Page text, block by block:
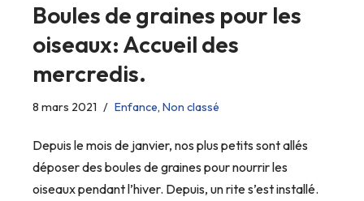
Boules de graines pour les
oiseaux: Accueil des
mercredis.
8 mars 2021 Enfance, Non classé
Depuis le mois de janvier, nos plus petits sont allés
déposer des boules de graines pour nourrir les
oiseaux pendant l’hiver. Depuis, un rite s’est installé.